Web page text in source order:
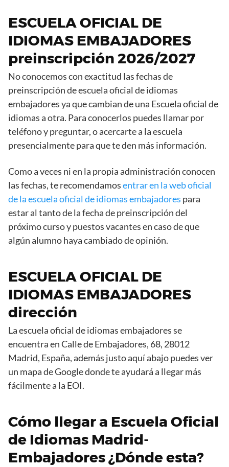
ESCUELA OFICIAL DE
IDIOMAS EMBAJADORES
preinscripción 2026/2027
No conocemos con exactitud las fechas de
preinscripción de escuela oficial de idiomas
embajadores ya que cambian de una Escuela oficial de
idiomas a otra. Para conocerlos puedes llamar por
teléfono y preguntar, o acercarte a la escuela
presencialmente para que te den más información.
Como a veces ni en la propia administración conocen
las fechas, te recomendamosentrar en la web oficial
de la escuela oficial de idiomas embajadores para
estar al tanto de la fecha de preinscripción del
próximo curso y puestos vacantes en caso de que
algún alumno haya cambiado de opinión.
ESCUELA OFICIAL DE
IDIOMAS EMBAJADORES
dirección
La escuela oficial de idiomas embajadores se
encuentra en Calle de Embajadores, 68, 28012
Madrid, España, además justo aquí abajo puedes ver
un mapa de Google donde te ayudará a llegar más
fácilmente a la EOI.
Cómo llegar a Escuela Oficial
de Idiomas Madrid-
Embajadores ¿Dónde esta?